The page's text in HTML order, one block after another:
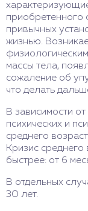
приобретенного
привычных
жизнью.
массы тела,
сожаление об
что делать
В зависимости
психических и
среднего
Кризис
быстрее: от 6
В отдельных
30 лет.